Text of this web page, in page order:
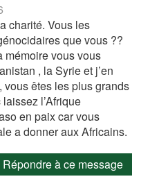
charité. Vous les
que vous ??
mémoire vous vous
, la Syrie et j’en
êtes les plus grands
l’Afrique
en paix car vous
a donner aux Africains.
Répondre à ce message